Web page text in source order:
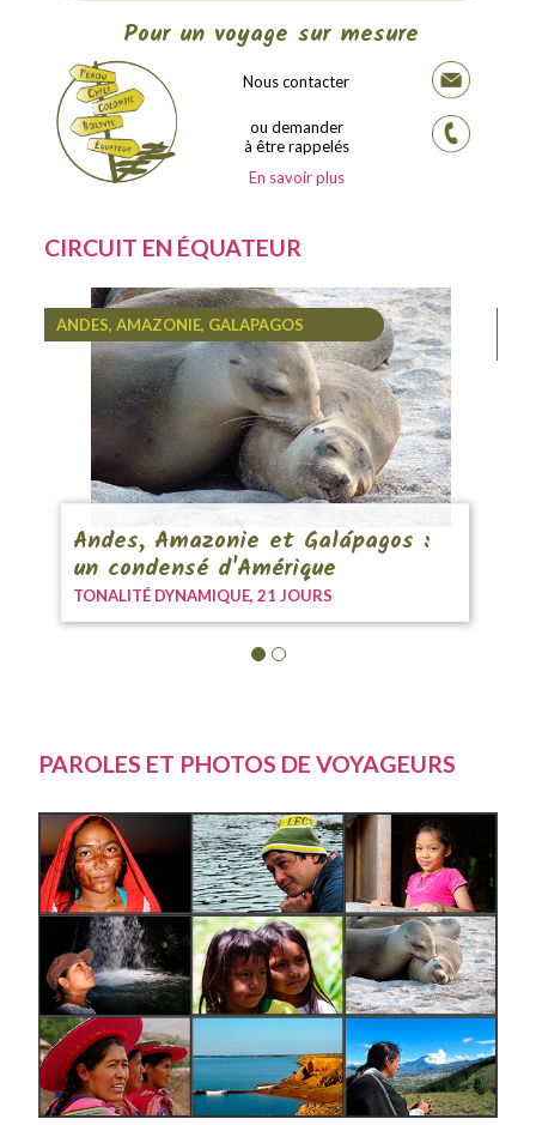
Pour un voyage sur mesure
Nous contacter
ou demander
à être rappelés
En savoir plus
CIRCUIT EN ÉQUATEUR
ANDES, AMAZONIE, GALAPAGOS
Andes, Amazonie et Galápagos :
un condensé d'Amérique
TONALITÉ DYNAMIQUE,21 JOURS
PAROLES ET PHOTOS DE VOYAGEURS